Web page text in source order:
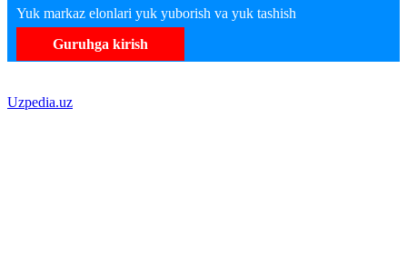
Yuk markaz elonlari yuk yuborish va yuk tashish
Guruhga kirish
Uzpedia.uz